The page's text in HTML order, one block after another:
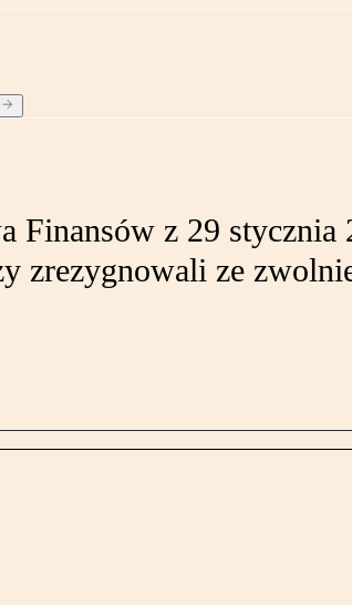
Finansów z 29
zrezygnowali ze